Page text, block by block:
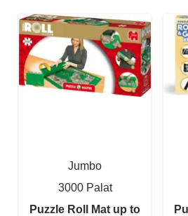
Jumbo
3000 Palat
Puzzle Roll Mat up to